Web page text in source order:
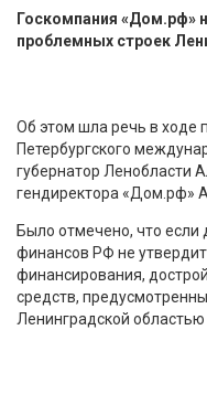
Госкомпания «Дом.рф»
проблемных строек
Об этом шла речь в ходе
Петербургского
губернатор Ленобласти
гендиректора «Дом.рф»
Было отмечено, что если
финансов РФ не
финансирования,
средств,
Ленинградской